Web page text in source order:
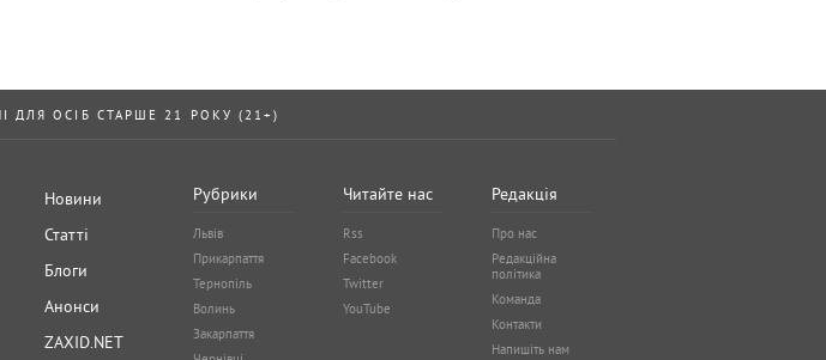
ДЛЯ ОСІБ СТАРШЕ 21 РОКУ (21+)
Новини
Статті
Блоги
Анонси
ZAXID.NET
Рубрики
Львів
Прикарпаття
Тернопіль
Волинь
Закарпаття
Читайте нас
Rss
Facebook
Twitter
YouTube
Редакція
Про нас
Редакційна
політика
Команда
Контакти
Напишіть нам